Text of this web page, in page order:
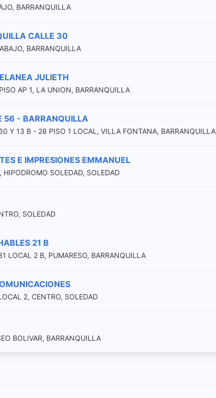
BARRANQUILLA
CALLE 30
BARRANQUILLA
JULIETH
AP 1, LA UNION, BARRANQUILLA
56 - BARRANQUILLA
Y 13 B - 28 PISO 1 LOCAL, VILLA FONTANA, BARRANQUILLA
E IMPRESIONES EMMANUEL
SOLEDAD, SOLEDAD
SOLEDAD
21 B
LOCAL 2 B, PUMARESO, BARRANQUILLA
2, CENTRO, SOLEDAD
BOLIVAR, BARRANQUILLA